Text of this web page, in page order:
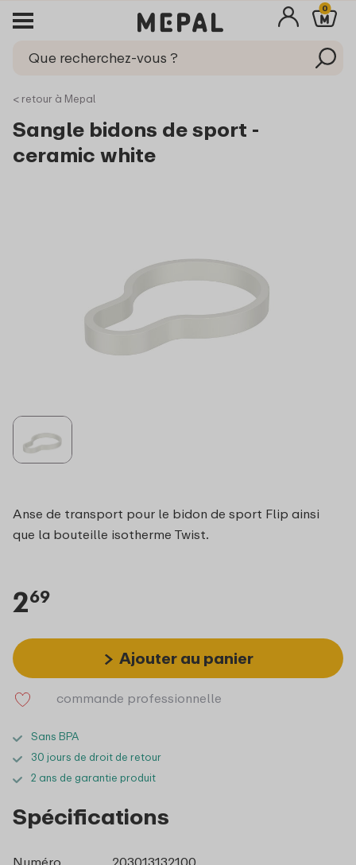
0
< retour à Mepal
Sangle bidons de sport -
ceramic white
Anse de transport pour le bidon de sport Flip ainsi
que la bouteille isotherme Twist.
269
Ajouter au panier
commande professionnelle
Sans BPA
30 jours de droit de retour
2 ans de garantie produit
Spécifications
Numéro
203013132100